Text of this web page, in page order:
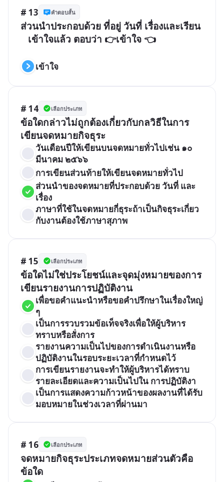
# 13 คำตอบสั้น
ส่วนนำประกอบด้วย ที่อยู่ วันที่ เรื่องและเรียน
เข้าใจ
# 14 เลือกประเภท
ข้อใดกล่าวไม่ถูกต้องเกี่ยวกับกลวิธีในการ
เขียนจดหมายกิจธุระ
วันเดือนปีให้เขียนบนจดหมายทั่วไปเช่น ๑๐
มีนาคม ๒๕๖๖
การเขียนส่วนท้ายให้เขียนจดหมายทั่วไป
ส่วนนำของจดหมายที่ประกอบด้วย วันที่ และ
เรื่อง
ภาษาที่ใช้ในจดหมายกี่ธุระถ้าเป็นกิจธุระเกี่ยว
กับงานต้องใช้ภาษาสุภาพ
# 15 เลือกประเภท
ข้อใดไม่ใช่ประโยชน์และจุดมุ่งหมายของการ
เขียนรายงานการปฏิบัติงาน
เพื่อขอคำแนะนำหรือขอคำปรึกษาในเรื่องใหญ่
ๆ
เป็นการรวบรวมข้อเท็จจริงเพื่อให้ผู้บริหาร
ทราบหรือสั่งการ
รายงานความเป็นไปของการดำเนินงานหรือ
ปฏิบัติงานในรอบระยะเวลาที่กำหนดไว้
การเขียนรายงานจะทำให้ผู้บริหารได้ทราบ
รายละเอียดและความเป็นไปใน การปฏิบัติงา
เป็นการแสดงความก้าวหน้าของผลงานที่ได้รับ
มอบหมายในช่วงเวลาที่ผ่านมา
# 16 เลือกประเภท
จดหมายกิจธุระประเภทจดหมายส่วนตัวคือ